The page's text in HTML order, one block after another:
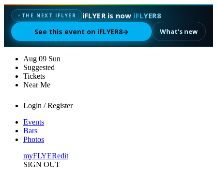
✦ THE NEXT IFLYER iFLYER is now iFLYER8
See this event on iFLYER8→ What’s new
Aug 09 Sun
Suggested
Tickets
Near Me
Login / Register
Events
Bars
Photos
myFLYERedit
SIGN OUT